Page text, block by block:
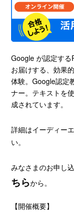
Google が認定す
お届けする、効果
体験。Google認定
ナー。テキストを
成されています。
詳細はイーディー
い。
みなさまのお申し
ちらから。
【開催概要】